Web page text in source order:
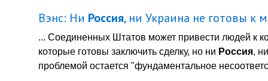
Вэнс: Ни Россия, ни Украина не готовы к
... Соединенных Штатов может привести людей к
которые готовы заключить сделку, но ни Россия,
проблемой остается "фундаментальное